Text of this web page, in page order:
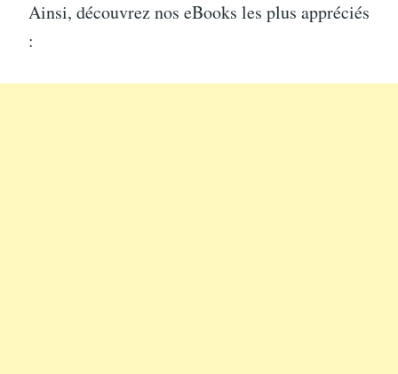
Ainsi, découvrez nos eBooks les plus appréciés
: